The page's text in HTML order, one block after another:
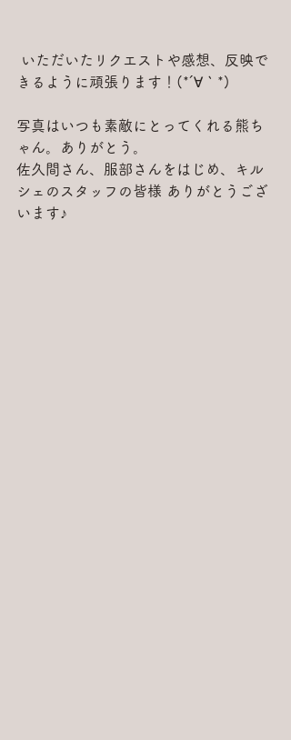
きるように頑張ります！(*´∀｀*)
写真はいつも素敵にとってくれる熊ち
ゃん。ありがとう。
佐久間さん、服部さんをはじめ、キル
シェのスタッフの皆様 ありがとうござ
います♪